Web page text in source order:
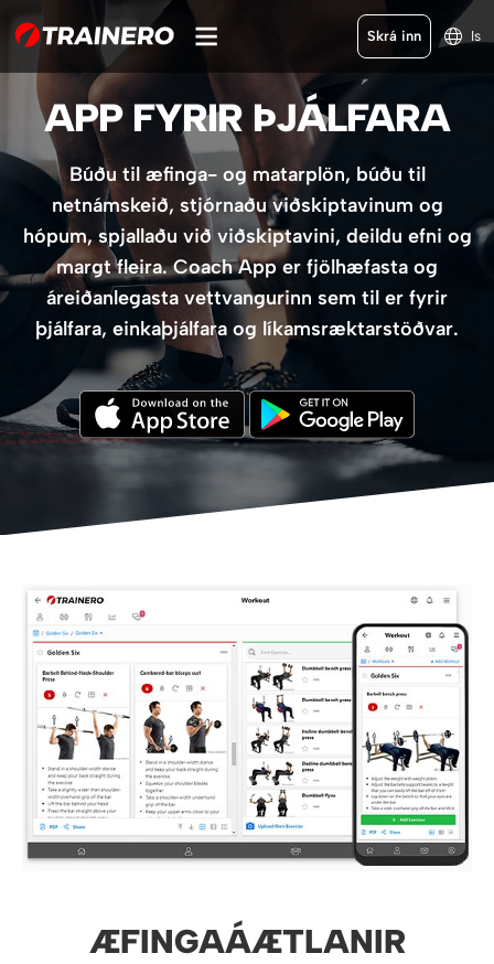
Skrá inn Is
APP FYRIR ÞJÁLFARA
Búðu til æfinga- og matarplön, búðu til
netnámskeið, stjórnaðu viðskiptavinum og
hópum, spjallaðu við viðskiptavini, deildu efni og
margt fleira. Coach App er fjölhæfasta og
áreiðanlegasta vettvangurinn sem til er fyrir
þjálfara, einkaþjálfara og líkamsræktarstöðvar.
ÆFINGAÁÆTLANIR